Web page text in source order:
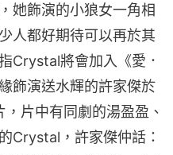
她飾演的小狼女一角相
人都好期待可以再於其
Crystal將會加入《愛．
飾演送水輝的許家傑於
片中有同劇的湯盈盈、
Crystal，許家傑仲話：